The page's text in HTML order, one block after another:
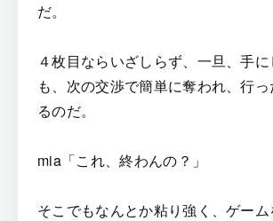
だ。
４枚目ならいざしらず、一旦、手
も、次の交渉で簡単に奪われ、行
るのだ。
mia「これ、終わんの？」
そこでもなんとか粘り強く、ゲー